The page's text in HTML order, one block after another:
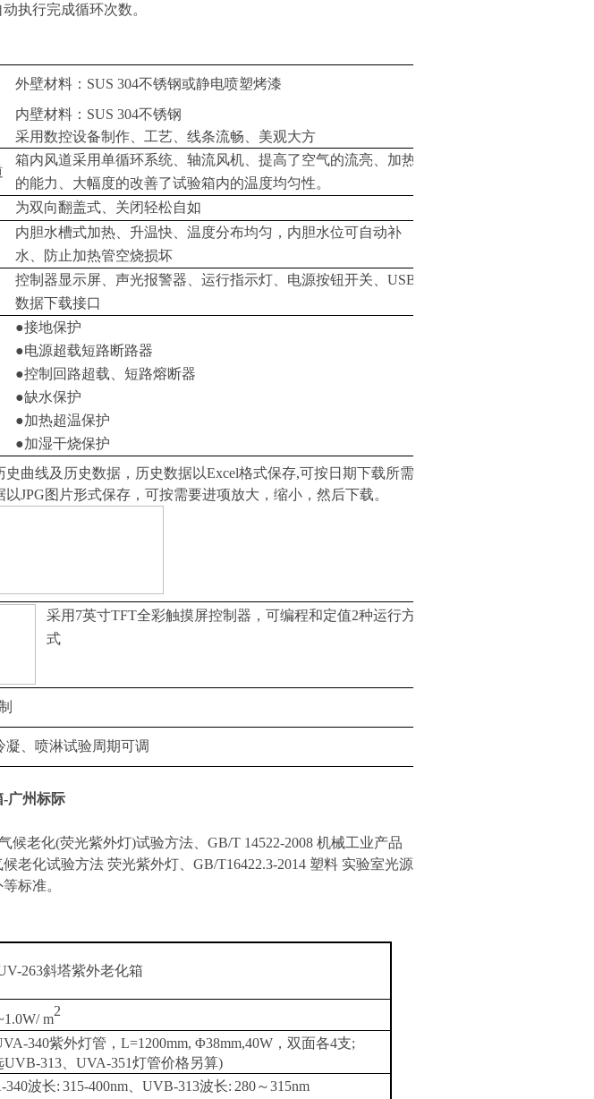
执行完成循环次数。
外壁材料：SUS 304不锈钢或静电喷塑烤漆
内壁材料：SUS 304不锈钢
采用数控设备制作、工艺、线条流畅、美观大方
箱内风道采用单循环系统、轴流风机、提高了空气的流亮、加热
的能力、大幅度的改善了试验箱内的温度均匀性。
为双向翻盖式、关闭轻松自如
内胆水槽式加热、升温快、温度分布均匀，内胆水位可自动补
水、防止加热管空烧损坏
控制器显示屏、声光报警器、运行指示灯、电源按钮开关、USB
数据下载接口
●接地保护
●电源超载短路断路器
●控制回路超载、短路熔断器
●缺水保护
●加热超温保护
●加湿干烧保护
史曲线及历史数据，历史数据以Excel格式保存,可按日期下载所需
JPG图片形式保存，可按需要进项放大，缩小，然后下载。
采用7英寸TFT全彩触摸屏控制器，可编程和定值2种运行方
式
凝、喷淋试验周期可调
广州标际
候老化(荧光紫外灯)试验方法、 GB/T 14522-2008 机械工业产品
老化试验方法 荧光紫外灯、 GB/T16422.3-2014 塑料 实验室光源
等标准。
263斜塔紫外老化箱
m
2
340紫外灯管，L=1200mm, Φ38mm,40W，双面各4支;
UVB-313、UVA-351灯管价格另算)
340波长: 315-400nm、UVB-313波长: 280～315nm